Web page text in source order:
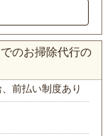
のお掃除代行の
前払い制度あり